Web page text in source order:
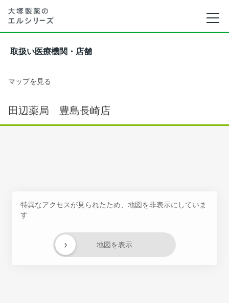
取扱い医療機関・店舗
マップを見る
田辺薬局 豊島長崎店
特異なアクセスが見られたため、地図を非表示にしていま
す
地図を表示
›